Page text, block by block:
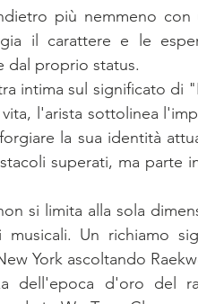
più nemmeno con
il carattere e le
dal proprio status.
intima sul significato di
l'arista sottolinea
la sua identità
superati, ma parte
si limita alla sola
Un richiamo
York ascoltando
dell'epoca d'oro del